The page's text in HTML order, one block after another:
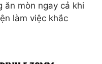
ăn mòn ngay cả khi
làm việc khắc